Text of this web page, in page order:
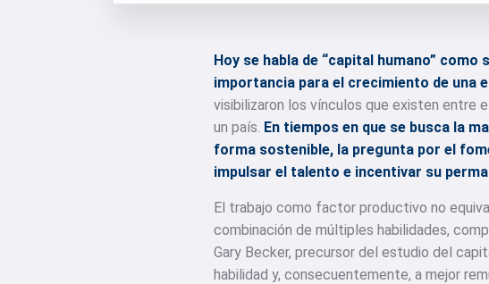
Hoy se habla de “capital humano”
importancia para el crecimiento de una
visibilizaron los vínculos que existen entre
un país. En tiempos en que se busca la
forma sostenible, la pregunta por el
impulsar el talento e incentivar su
El trabajo como factor productivo no
combinación de múltiples habilidades,
Gary Becker, precursor del estudio del
habilidad y, consecuentemente, a mejor